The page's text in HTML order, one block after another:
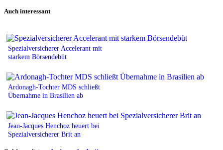
Auch interessant
Spezialversicherer Accelerant mit
starkem Börsendebüt
Ardonagh-Tochter MDS schließt
Übernahme in Brasilien ab
Jean-Jacques Henchoz heuert bei
Spezialversicherer Brit an